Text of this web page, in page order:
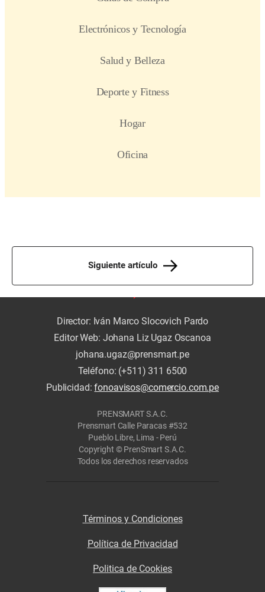
Siguiente artículo
Director: Iván Marco Slocovich Pardo
Editor Web: Johana Liz Ugaz Oscanoa
johana.ugaz@prensmart.pe
Teléfono: (+511) 311 6500
Publicidad:fonoavisos@comercio.com.pe
PRENSMART S.A.C.
Prensmart Calle Paracas #532
Pueblo Libre, Lima - Perú
Copyright © PrenSmart S.A.C.
Todos los derechos reservados
Términos y Condiciones
Política de Privacidad
Politica de Cookies